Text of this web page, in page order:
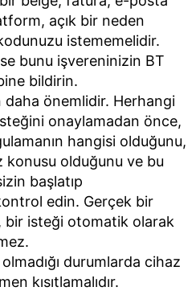
açık bir neden
istememelidir.
bunu işvereninizin BT
bildirin.
daha önemlidir. Herhangi
onaylamadan önce,
hangisi olduğunu,
konusu olduğunu ve bu
başlatıp
kontrol edin. Gerçek bir
bir isteği otomatik olarak
durumlarda cihaz
kısıtlamalıdır.